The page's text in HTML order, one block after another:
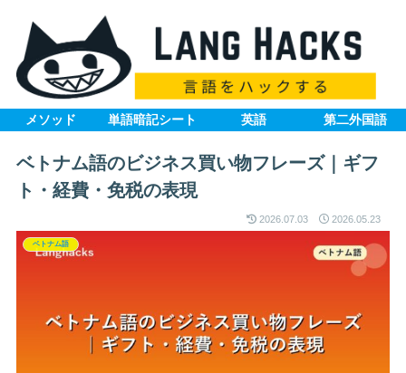
メソッド 単語暗記シート 英語 第二外国語
ベトナム語のビジネス買い物フレーズ｜ギフ
ト・経費・免税の表現
2026.07.03 2026.05.23
ベトナム語